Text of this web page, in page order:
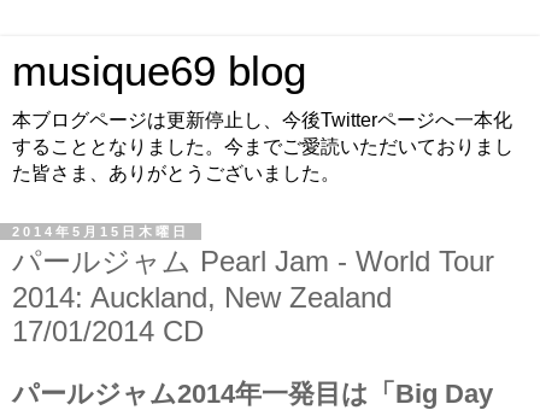
musique69 blog
本ブログページは更新停止し、今後Twitterページへ一本化
することとなりました。今までご愛読いただいておりまし
た皆さま、ありがとうございました。
2014年5月15日木曜日
パールジャム Pearl Jam - World Tour
2014: Auckland, New Zealand
17/01/2014 CD
パールジャム2014年一発目は「Big Day